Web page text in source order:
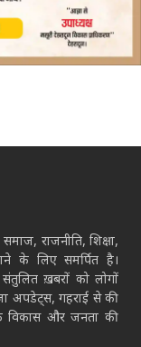
राजनीति, शिक्षा,
के लिए समर्पित है।
ख़बरों को लोगों
अपडेट्स, गहराई से की
विकास और जनता की